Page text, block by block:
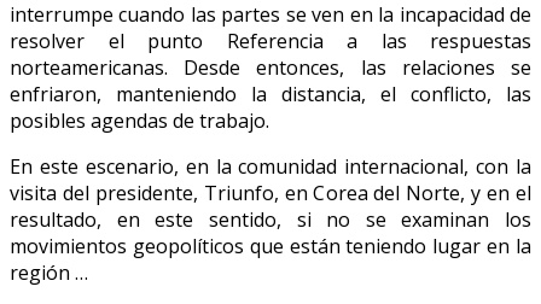
interrumpe cuando las partes se ven en la incapacidad de
resolver el punto Referencia a las respuestas
norteamericanas. Desde entonces, las relaciones se
enfriaron, manteniendo la distancia, el conflicto, las
posibles agendas de trabajo.
En este escenario, en la comunidad internacional, con la
visita del presidente, Triunfo, en Corea del Norte, y en el
resultado, en este sentido, si no se examinan los
movimientos geopolíticos que están teniendo lugar en la
región …